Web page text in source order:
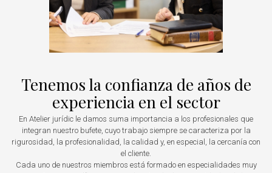
Tenemos la confianza de años de
experiencia en el sector
En Atelier jurídic le damos suma importancia a los profesionales que
integran nuestro bufete, cuyo trabajo siempre se caracteriza por la
rigurosidad, la profesionalidad, la calidad y, en especial, la cercanía con
el cliente.
Cada uno de nuestros miembros está formado en especialidades muy